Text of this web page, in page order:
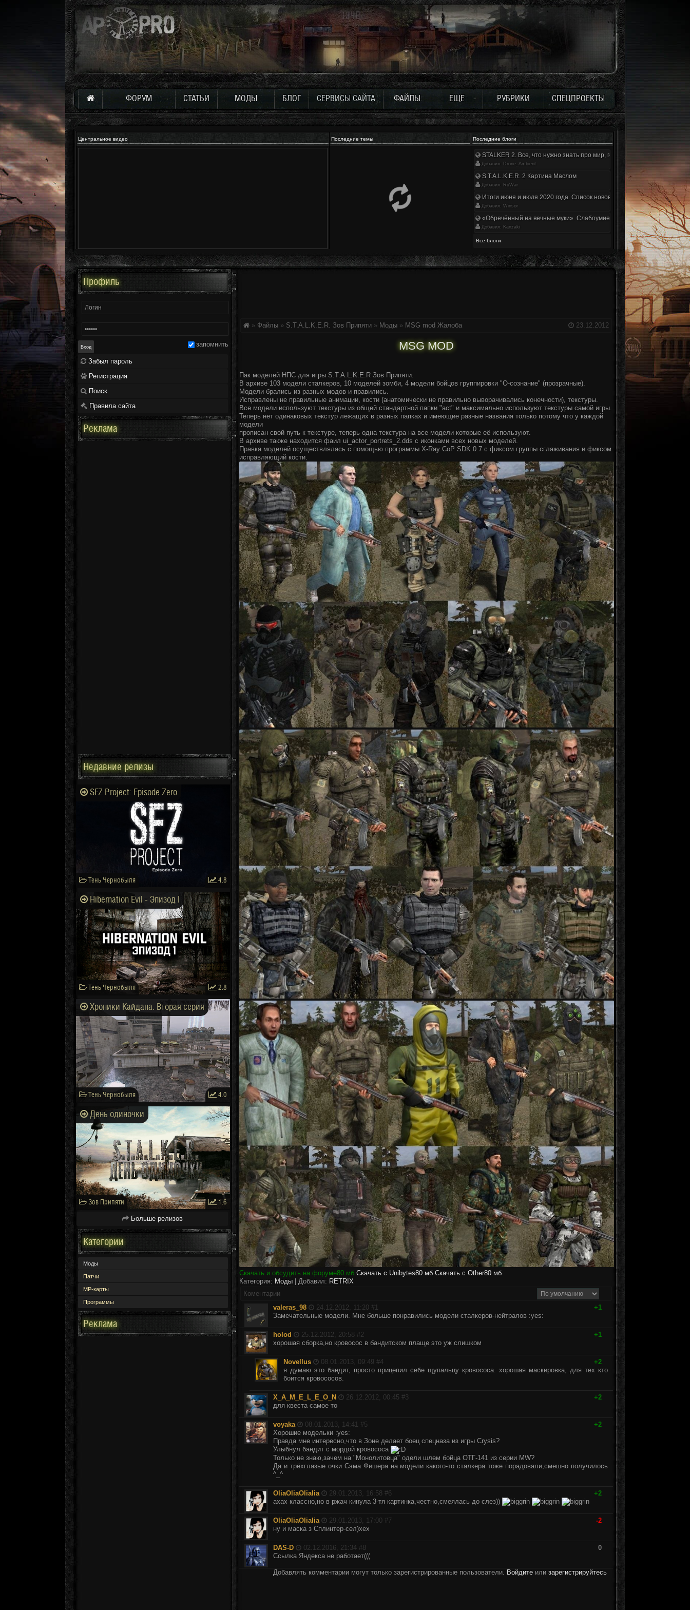
ФОРУМ СТАТЬИ МОДЫ БЛОГ СЕРВИСЫ САЙТА ФАЙЛЫ ЕЩЕ РУБРИКИ СПЕЦПРОЕКТЫ
Центральное видео Последние темы Последние блоги
STALKER 2. Все, что нужно знать про мир, геймплей и сюжет | Разбор
Добавил: Drone_Ambient
S.T.A.L.K.E.R. 2 Картина Маслом
Добавил: RuWar
Итоги июня и июля 2020 года. Список нововведений
Добавил: Winsor
«Обречённый на вечные муки». Слабоумие и отвага
Добавил: Kanzaki
Все блоги
23.12.2012
» Файлы » S.T.A.L.K.E.R. Зов Припяти » Моды » MSG mod Жалоба
MSG MOD
Пак моделей НПС для игры S.T.A.L.K.E.R Зов Припяти.
В архиве 103 модели сталкеров, 10 моделей зомби, 4 модели бойцов группировки "О-сознание" (прозрачные).
Модели брались из разных модов и правились.
Исправлены не правильные анимации, кости (анатомически не правильно выворачивались конечности), текстуры.
Все модели используют текстуры из общей стандартной папки "act" и максимально используют текстуры самой игры.
Теперь нет одинаковых текстур лежащих в разных папках и имеющие разные названия только потому что у каждой
модели
прописан свой путь к текстуре, теперь одна текстура на все модели которые её используют.
В архиве также находится фаил ui_actor_portrets_2.dds с иконками всех новых моделей.
Правка моделей осуществлялась с помощью программы X-Ray CoP SDK 0.7 с фиксом группы сглаживания и фиксом
исправляющий кости.
Скачать и обсудить на форуме80 мб Скачать с Unibytes80 мб Скачать с Other80 мб
Категория: Моды | Добавил: RETRIX
Коментарии
valeras_98
24.12.2012, 11:20 #1
+1
Замечательные модели. Мне больше понравились модели сталкеров-нейтралов :yes:
holod 25.12.2012, 20:58 #2
+1
хорошая сборка,но кровосос в бандитском плаще это уж слишком
Novellus 08.01.2013, 09:49 #4
+2
я думаю это бандит, просто прицепил себе щупальцу кровососа. хорошая маскировка, для тех кто
боится кровососов.
X_A_M_E_L_E_O_N 26.12.2012, 00:45 #3
+2
для квеста самое то
voyaka 08.01.2013, 14:41 #5
+2
Хорошие модельки :yes:
Правда мне интересно,что в Зоне делает боец спецназа из игры Crysis?
Улыбнул бандит с мордой кровососа
Только не знаю,зачем на "Монолитовца" одели шлем бойца ОТГ-141 из серии MW?
Да и трёхглазые очки Сэма Фишера на модели какого-то сталкера тоже порадовали,смешно получилось
^_^
OliaOliaOlialia 29.01.2013, 16:58 #6
+2
ахах классно,но в ржач кинула 3-тя картинка,честно,смеялась до слез))
OliaOliaOlialia 29.01.2013, 17:00 #7
-2
ну и маска з Сплинтер-сел)хех
DAS-D 02.12.2016, 21:34 #8
0
Ссылка Яндекса не работает(((
Добавлять комментарии могут только зарегистрированные пользователи. Войдите или зарегистрируйтесь
Профиль
запомнить
Забыл пароль
Регистрация
Поиск
Правила сайта
Реклама
Недавние релизы
SFZ Project: Episode Zero
Тень Чернобыля 4.8
Hibernation Evil - Эпизод I
Тень Чернобыля 2.8
Хроники Кайдана. Вторая серия
Тень Чернобыля 4.0
День одиночки
Зов Припяти 1.6
Больше релизов
Категории
Моды
Патчи
МР-карты
Программы
Реклама